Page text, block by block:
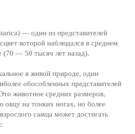
— один из представителей
которой наблюдался в среднем
(70 — 50 тысяч лет назад).
в живой природе, один
обособленных представителей
животное средних размеров,
овцу на тонких ногах, но более
самца может достигать